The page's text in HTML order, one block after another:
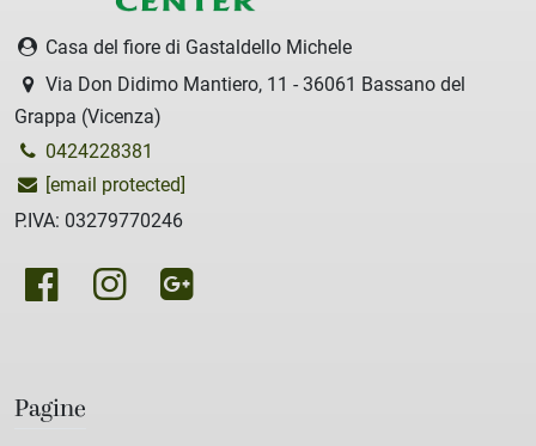
Casa del fiore di Gastaldello Michele
Via Don Didimo Mantiero, 11 - 36061 Bassano del
Grappa (Vicenza)
0424228381
[email protected]
P.IVA: 03279770246
Pagine